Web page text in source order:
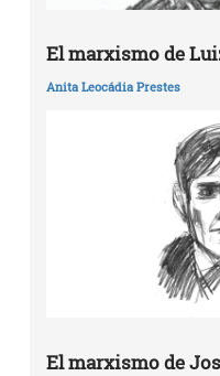
El marxismo de
Anita Leocádia Prestes
El marxismo de